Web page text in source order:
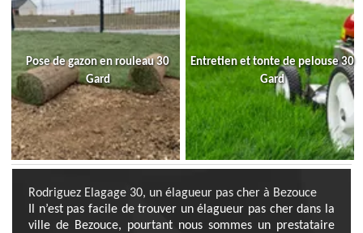
Pose de gazon en rouleau 30
Gard
Entretien et tonte de pelouse 30
Gard
Rodriguez Elagage 30, un élagueur pas cher à Bezouce
Il n’est pas facile de trouver un élagueur pas cher dans la
ville de Bezouce, pourtant nous sommes un prestataire